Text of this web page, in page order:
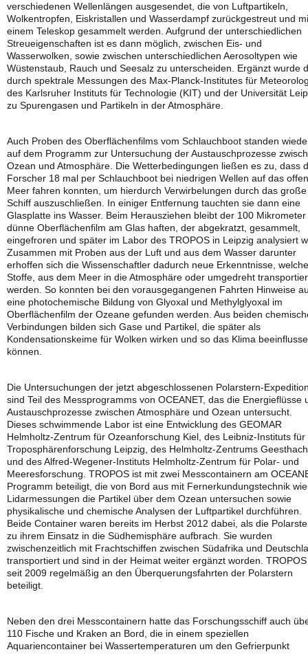
verschiedenen Wellenlängen ausgesendet, die von Luftpartikeln,
Wolkentropfen, Eiskristallen und Wasserdampf zurückgestreut und
einem Teleskop gesammelt werden. Aufgrund der unterschiedlichen
Streueigenschaften ist es dann möglich, zwischen Eis- und
Wasserwolken, sowie zwischen unterschiedlichen Aerosoltypen wie
Wüstenstaub, Rauch und Seesalz zu unterscheiden. Ergänzt wurde
durch spektrale Messungen des Max-Planck-Institutes für
des Karlsruher Instituts für Technologie (KIT) und der Universität
zu Spurengasen und Partikeln in der Atmosphäre.
Auch Proben des Oberflächenfilms vom Schlauchboot standen
auf dem Programm zur Untersuchung der Austauschprozesse
Ozean und Atmosphäre. Die Wetterbedingungen ließen es zu, dass
Forscher 18 mal per Schlauchboot bei niedrigen Wellen auf das
Meer fahren konnten, um hierdurch Verwirbelungen durch das große
Schiff auszuschließen. In einiger Entfernung tauchten sie dann eine
Glasplatte ins Wasser. Beim Herausziehen bleibt der 100 Mikrometer
dünne Oberflächenfilm am Glas haften, der abgekratzt, gesammelt,
eingefroren und später im Labor des TROPOS in Leipzig analysiert
Zusammen mit Proben aus der Luft und aus dem Wasser darunter
erhoffen sich die Wissenschaftler dadurch neue Erkenntnisse, welche
Stoffe, aus dem Meer in die Atmosphäre oder umgedreht
werden. So konnten bei den vorausgegangenen Fahrten Hinweise
eine photochemische Bildung von Glyoxal und Methylglyoxal im
Oberflächenfilm der Ozeane gefunden werden. Aus beiden
Verbindungen bilden sich Gase und Partikel, die später als
Kondensationskeime für Wolken wirken und so das Klima
können.
Die Untersuchungen der jetzt abgeschlossenen Polarstern-
sind Teil des Messprogramms von OCEANET, das die Energieflüsse
Austauschprozesse zwischen Atmosphäre und Ozean untersucht.
Dieses schwimmende Labor ist eine Entwicklung des GEOMAR
Helmholtz-Zentrum für Ozeanforschung Kiel, des Leibniz-Instituts für
Troposphärenforschung Leipzig, des Helmholtz-Zentrums
und des Alfred-Wegener-Instituts Helmholtz-Zentrum für Polar- und
Meeresforschung. TROPOS ist mit zwei Messcontainern am
Programm beteiligt, die von Bord aus mit Fernerkundungstechnik wie
Lidarmessungen die Partikel über dem Ozean untersuchen sowie
physikalische und chemische Analysen der Luftpartikel durchführen.
Beide Container waren bereits im Herbst 2012 dabei, als die
zu ihrem Einsatz in die Südhemisphäre aufbrach. Sie wurden
zwischenzeitlich mit Frachtschiffen zwischen Südafrika und
transportiert und sind in der Heimat weiter ergänzt worden.
seit 2009 regelmäßig an den Überquerungsfahrten der Polarstern
beteiligt.
Neben den drei Messcontainern hatte das Forschungsschiff auch
110 Fische und Kraken an Bord, die in einem speziellen
Aquariencontainer bei Wassertemperaturen um den Gefrierpunkt